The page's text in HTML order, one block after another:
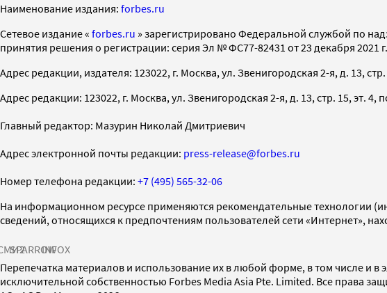
Наименование издания: forbes.ru
Cетевое издание « forbes.ru » зарегистрировано Федеральной службой по
принятия решения о регистрации: серия Эл № ФС77-82431 от 23 декабря 2021 г.
Адрес редакции, издателя: 123022, г. Москва, ул. Звенигородская 2-я, д. 13, стр.
Адрес редакции: 123022, г. Москва, ул. Звенигородская 2-я, д. 13, стр. 15, эт. 4,
Главный редактор: Мазурин Николай Дмитриевич
Адрес электронной почты редакции: press-release@forbes.ru
Номер телефона редакции: +7 (495) 565-32-06
На информационном ресурсе применяются рекомендательные технологии
сведений, относящихся к предпочтениям пользователей сети «Интернет»,
SPARROWINFOX
Перепечатка материалов и использование их в любой форме, в том числе и
исключительной собственностью Forbes Media Asia Pte. Limited. Все права